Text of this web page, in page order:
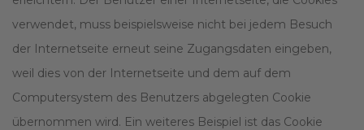
verwendet, muss beispielsweise nicht bei jedem Besuch
der Internetseite erneut seine Zugangsdaten eingeben,
weil dies von der Internetseite und dem auf dem
Computersystem des Benutzers abgelegten Cookie
übernommen wird. Ein weiteres Beispiel ist das Cookie